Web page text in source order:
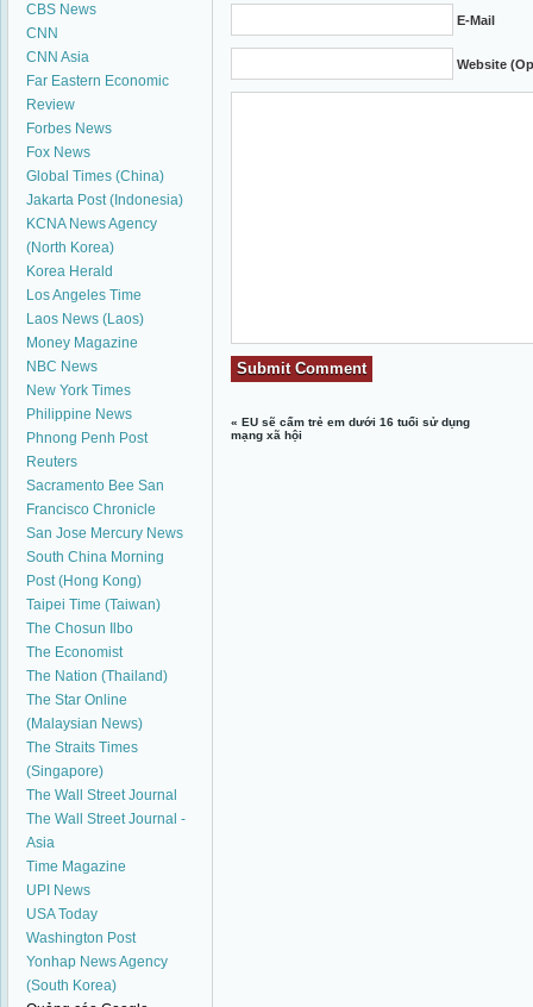
CBS News
CNN
CNN Asia
Far Eastern Economic
Review
Forbes News
Fox News
Global Times (China)
Jakarta Post (Indonesia)
KCNA News Agency
(North Korea)
Korea Herald
Los Angeles Time
Laos News (Laos)
Money Magazine
NBC News
New York Times
Philippine News
Phnong Penh Post
Reuters
Sacramento Bee San
Francisco Chronicle
San Jose Mercury News
South China Morning
Post (Hong Kong)
Taipei Time (Taiwan)
The Chosun Ilbo
The Economist
The Nation (Thailand)
The Star Online
(Malaysian News)
The Straits Times
(Singapore)
The Wall Street Journal
The Wall Street Journal -
Asia
Time Magazine
UPI News
USA Today
Washington Post
Yonhap News Agency
(South Korea)
E-Mail
Website
«EU sẽ cấm trẻ em dưới 16 tuổi sử dụng
mạng xã hội